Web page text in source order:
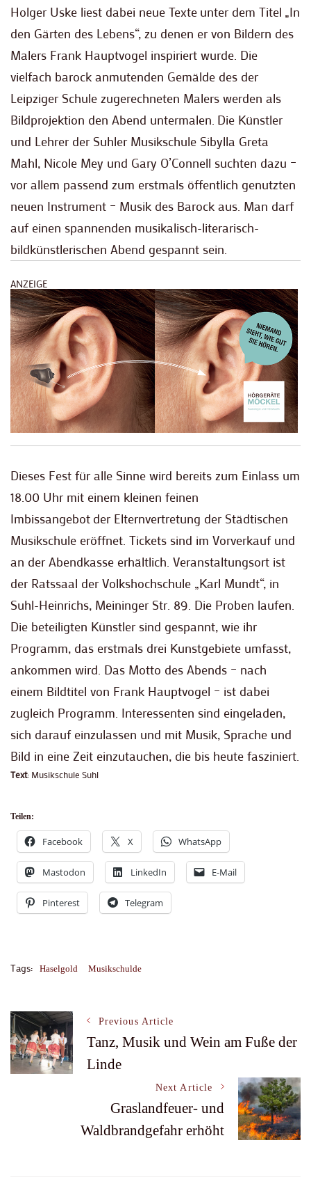
Holger Uske liest dabei neue Texte unter dem Titel „In
den Gärten des Lebens“, zu denen er von Bildern des
Malers Frank Hauptvogel inspiriert wurde. Die
vielfach barock anmutenden Gemälde des der
Leipziger Schule zugerechneten Malers werden als
Bildprojektion den Abend untermalen. Die Künstler
und Lehrer der Suhler Musikschule Sibylla Greta
Mahl, Nicole Mey und Gary O’Connell suchten dazu –
vor allem passend zum erstmals öffentlich genutzten
neuen Instrument – Musik des Barock aus. Man darf
auf einen spannenden musikalisch-literarisch-
bildkünstlerischen Abend gespannt sein.
ANZEIGE
Dieses Fest für alle Sinne wird bereits zum Einlass um
18.00 Uhr mit einem kleinen feinen
Imbissangebot der Elternvertretung der Städtischen
Musikschule eröffnet. Tickets sind im Vorverkauf und
an der Abendkasse erhältlich. Veranstaltungsort ist
der Ratssaal der Volkshochschule „Karl Mundt“, in
Suhl-Heinrichs, Meininger Str. 89. Die Proben laufen.
Die beteiligten Künstler sind gespannt, wie ihr
Programm, das erstmals drei Kunstgebiete umfasst,
ankommen wird. Das Motto des Abends – nach
einem Bildtitel von Frank Hauptvogel – ist dabei
zugleich Programm. Interessenten sind eingeladen,
sich darauf einzulassen und mit Musik, Sprache und
Bild in eine Zeit einzutauchen, die bis heute fasziniert.
Text: Musikschule Suhl
Teilen:
Facebook X WhatsApp
Mastodon LinkedIn E-Mail
Pinterest Telegram
Tags: Haselgold Musikschulde
Post
Navigation
Previous Article
Tanz, Musik und Wein am Fuße der
Linde
Next Article
Graslandfeuer- und
Waldbrandgefahr erhöht